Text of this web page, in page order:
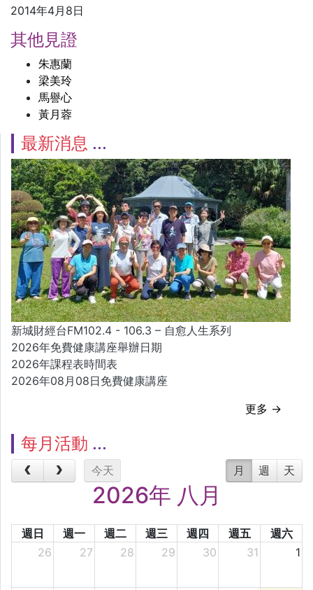
2014年4月8日
其他見證
朱惠蘭
梁美玲
馬譽心
黃月蓉
最新消息
新城財經台FM102.4 - 106.3 – 自愈人生系列
2026年免費健康講座舉辦日期
2026年課程表時間表
2026年08月08日免費健康講座
更多 →
每月活動
今天 月 週 天
2026年 八月
週日 週一 週二 週三 週四 週五
週六
26
27 28 29 30 31 1